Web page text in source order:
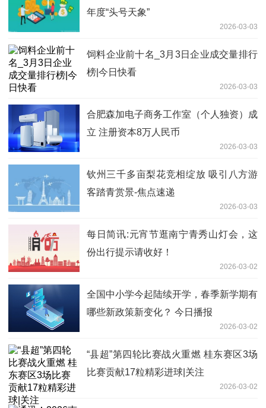
年度“头号天象”
2026-03-03
饲料企业前十名_3月3日企业成交量排行
榜|今日快看
2026-03-03
合肥森加电子商务工作室（个人独资）成
立 注册资本8万人民币
2026-03-03
钦州三千多亩梨花竞相绽放 吸引八方游
客踏青赏景-焦点速递
2026-03-03
每日简讯:元宵节逛南宁青秀山灯会，这
份出行提示请收好！
2026-03-02
全国中小学今起陆续开学，春季新学期有
哪些新政策新变化？ 今日播报
2026-03-02
“县超”第四轮比赛战火重燃 桂东赛区3场
比赛贡献17粒精彩进球|关注
2026-03-02